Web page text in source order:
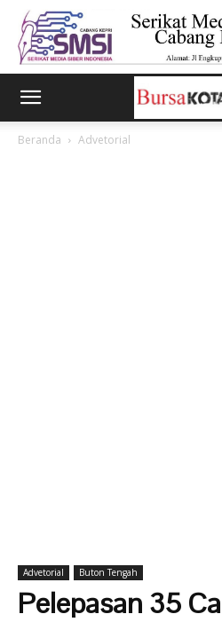
Beranda Advetorial
Advetorial Buton Tengah
Pelepasan 35